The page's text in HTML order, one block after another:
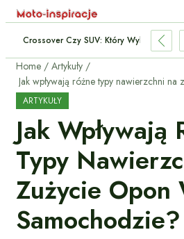
Crossover Czy SUV: Który Wybrać Do
Home
Artykuły
ARTYKUŁY
Jak Wpływają
Typy
Zużycie Opon
Samochodzie?